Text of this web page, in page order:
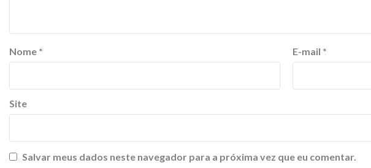
Nome * E-mail *
Site
Salvar meus dados neste navegador para a próxima vez que eu comentar.